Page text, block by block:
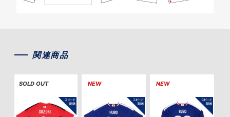
関連商品
SOLD OUT NEW NEW